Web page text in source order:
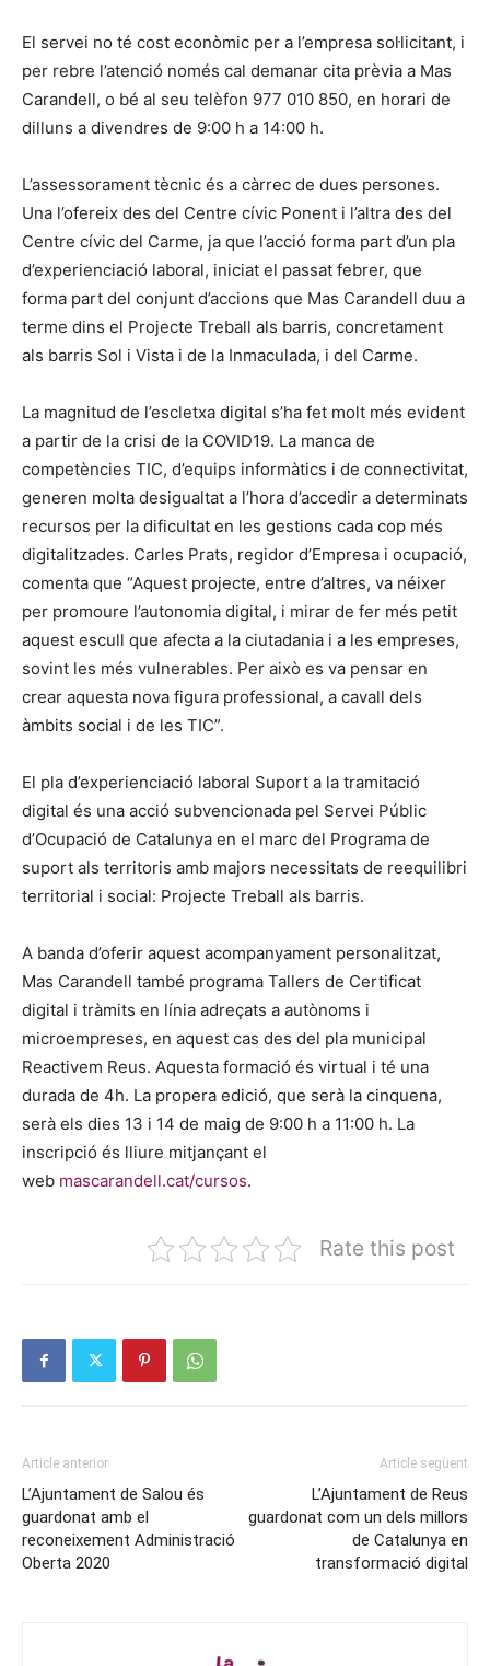
El servei no té cost econòmic per a l’empresa sol·licitant, i
per rebre l’atenció només cal demanar cita prèvia a Mas
Carandell, o bé al seu telèfon 977 010 850, en horari de
dilluns a divendres de 9:00 h a 14:00 h.
L’assessorament tècnic és a càrrec de dues persones.
Una l’ofereix des del Centre cívic Ponent i l’altra des del
Centre cívic del Carme, ja que l’acció forma part d’un pla
d’experienciació laboral, iniciat el passat febrer, que
forma part del conjunt d’accions que Mas Carandell duu a
terme dins el Projecte Treball als barris, concretament
als barris Sol i Vista i de la Inmaculada, i del Carme.
La magnitud de l’escletxa digital s’ha fet molt més evident
a partir de la crisi de la COVID19. La manca de
competències TIC, d’equips informàtics i de connectivitat,
generen molta desigualtat a l’hora d’accedir a determinats
recursos per la dificultat en les gestions cada cop més
digitalitzades. Carles Prats, regidor d’Empresa i ocupació,
comenta que “Aquest projecte, entre d’altres, va néixer
per promoure l’autonomia digital, i mirar de fer més petit
aquest escull que afecta a la ciutadania i a les empreses,
sovint les més vulnerables. Per això es va pensar en
crear aquesta nova figura professional, a cavall dels
àmbits social i de les TIC”.
El pla d’experienciació laboral Suport a la tramitació
digital és una acció subvencionada pel Servei Públic
d’Ocupació de Catalunya en el marc del Programa de
suport als territoris amb majors necessitats de reequilibri
territorial i social: Projecte Treball als barris.
A banda d’oferir aquest acompanyament personalitzat,
Mas Carandell també programa Tallers de Certificat
digital i tràmits en línia adreçats a autònoms i
microempreses, en aquest cas des del pla municipal
Reactivem Reus. Aquesta formació és virtual i té una
durada de 4h. La propera edició, que serà la cinquena,
serà els dies 13 i 14 de maig de 9:00 h a 11:00 h. La
inscripció és lliure mitjançant el
web mascarandell.cat/cursos.
Rate this post
Article anterior
L’Ajuntament de Salou és
guardonat amb el
reconeixement Administració
Oberta 2020
Article següent
L’Ajuntament de Reus
guardonat com un dels millors
de Catalunya en
transformació digital